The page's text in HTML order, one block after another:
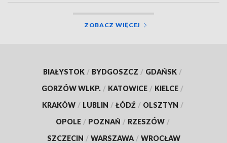
ZOBACZ WIĘCEJ
BIAŁYSTOK / BYDGOSZCZ / GDAŃSK /
GORZÓW WLKP. / KATOWICE / KIELCE /
KRAKÓW / LUBLIN / ŁÓDŹ / OLSZTYN /
OPOLE / POZNAŃ / RZESZÓW /
SZCZECIN / WARSZAWA / WROCŁAW